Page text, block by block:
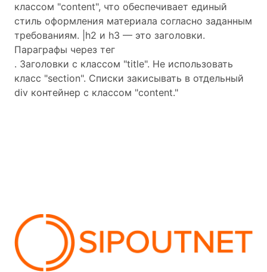
классом "content", что обеспечивает единый
стиль оформления материала согласно заданным
требованиям. |h2 и h3 — это заголовки.
Параграфы через тег
. Заголовки с классом "title". Не использовать
класс "section". Списки закисывать в отдельный
div контейнер с классом "content."